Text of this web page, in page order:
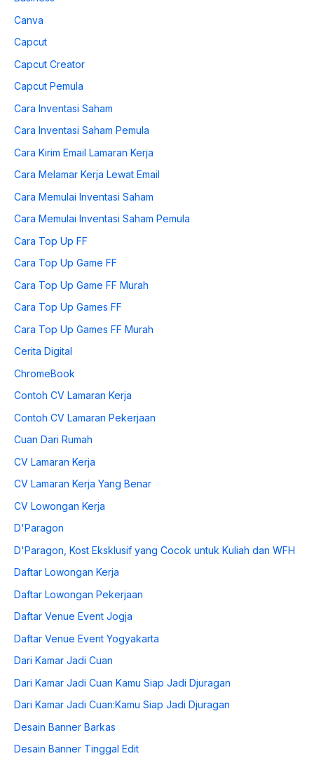
Canva
Capcut
Capcut Creator
Capcut Pemula
Cara Inventasi Saham
Cara Inventasi Saham Pemula
Cara Kirim Email Lamaran Kerja
Cara Melamar Kerja Lewat Email
Cara Memulai Inventasi Saham
Cara Memulai Inventasi Saham Pemula
Cara Top Up FF
Cara Top Up Game FF
Cara Top Up Game FF Murah
Cara Top Up Games FF
Cara Top Up Games FF Murah
Cerita Digital
ChromeBook
Contoh CV Lamaran Kerja
Contoh CV Lamaran Pekerjaan
Cuan Dari Rumah
CV Lamaran Kerja
CV Lamaran Kerja Yang Benar
CV Lowongan Kerja
D'Paragon
D'Paragon, Kost Eksklusif yang Cocok untuk Kuliah dan WFH
Daftar Lowongan Kerja
Daftar Lowongan Pekerjaan
Daftar Venue Event Jogja
Daftar Venue Event Yogyakarta
Dari Kamar Jadi Cuan
Dari Kamar Jadi Cuan Kamu Siap Jadi Djuragan
Dari Kamar Jadi Cuan:Kamu Siap Jadi Djuragan
Desain Banner Barkas
Desain Banner Tinggal Edit